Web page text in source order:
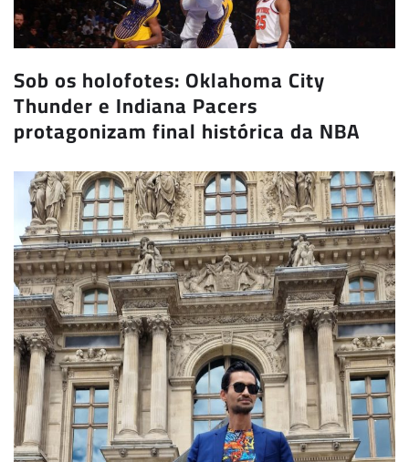
Sob os holofotes: Oklahoma City
Thunder e Indiana Pacers
protagonizam final histórica da NBA